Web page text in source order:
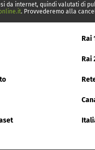
da internet, quindi valutati di
. Provvederemo alla
Rai
Rai